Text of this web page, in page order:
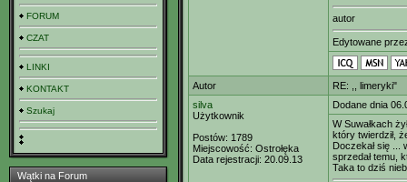
FORUM
CZAT
LINKI
KONTAKT
Szukaj
Wątki na Forum
autor
Edytowane
Autor
RE: ,, limeryki"
silva
Użytkownik
Postów: 1789
Miejscowość: Ostrołęka
Data rejestracji: 20.09.13
Dodane dnia
W Suwałkach
który twierdził,
Doczekał się ...
sprzedał temu,
Taka to dziś